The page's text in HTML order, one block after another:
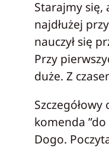
Starajmy się,
najdłużej
nauczył się
Przy
duże. Z
komenda
Dogo.